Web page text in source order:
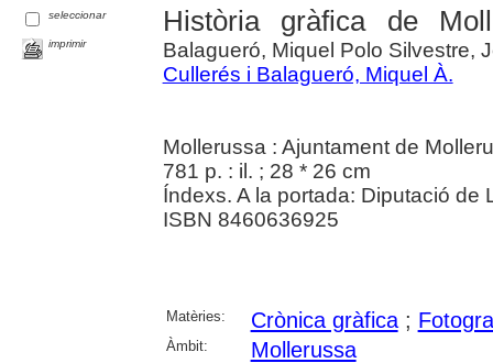
seleccionar
imprimir
Història gràfica de
Balagueró, Miquel Polo Silvestre,
Cullerés i Balagueró, Miquel À.
Mollerussa : Ajuntament de
781 p. : il. ; 28 * 26 cm
Índexs. A la portada: Diputació de
ISBN 8460636925
Matèries: Crònica gràfica;
Àmbit: Mollerussa